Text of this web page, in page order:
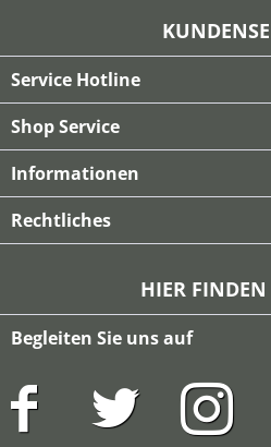
Service Hotline
Shop Service
Informationen
Rechtliches
HIER
Begleiten Sie uns auf